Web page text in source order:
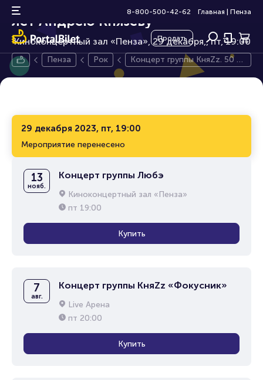
8-800-500-42-62 Главная Пенза
Продать
Концерт группы КняZz. 50
лет Андрею Князеву
Киноконцертный зал «Пенза», 29 декабря,
16+
пт, 19:00
Пенза Рок
Концерт группы КняZz. 50 ле
т Андрею Князеву
29 декабря 2023, пт, 19:00
Мероприятие перенесено
13
нояб.
Концерт группы Любэ
Киноконцертный зал «Пенза»
пт 19:00
Купить
7
авг.
Концерт группы КняZz «Фокусник»
Live Арена
пт 20:00
Купить